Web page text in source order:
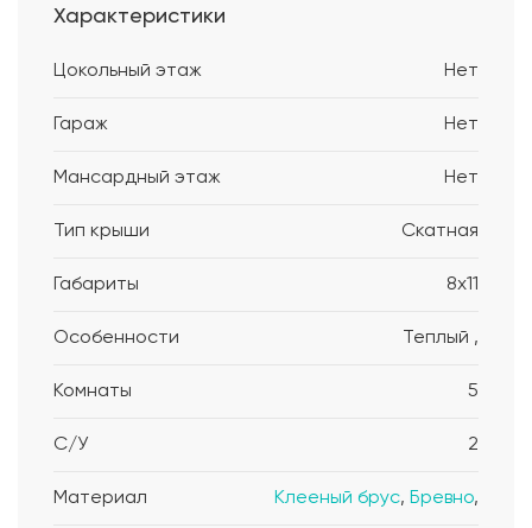
Характеристики
Цокольный этаж Нет
Гараж Нет
Мансардный этаж Нет
Тип крыши Скатная
Габариты 8x11
Особенности Теплый ,
Комнаты 5
С/У 2
Материал Клееный брус, Бревно,